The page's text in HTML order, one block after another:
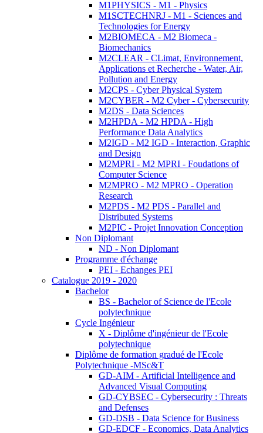
M1PHYSICS - M1 - Physics
M1SCTECHNRJ - M1 - Sciences and
Technologies for Energy
M2BIOMECA - M2 Biomeca -
Biomechanics
M2CLEAR - CLimat, Environnement,
Applications et Recherche - Water, Air,
Pollution and Energy
M2CPS - Cyber Physical System
M2CYBER - M2 Cyber - Cybersecurity
M2DS - Data Sciences
M2HPDA - M2 HPDA - High
Performance Data Analytics
M2IGD - M2 IGD - Interaction, Graphic
and Design
M2MPRI - M2 MPRI - Foudations of
Computer Science
M2MPRO - M2 MPRO - Operation
Research
M2PDS - M2 PDS - Parallel and
Distributed Systems
M2PIC - Projet Innovation Conception
Non Diplomant
ND - Non Diplomant
Programme d'échange
PEI - Echanges PEI
Catalogue 2019 - 2020
Bachelor
BS - Bachelor of Science de l'Ecole
polytechnique
Cycle Ingénieur
X - Diplôme d'ingénieur de l'Ecole
polytechnique
Diplôme de formation gradué de l'Ecole
Polytechnique -MSc&T
GD-AIM - Artificial Intelligence and
Advanced Visual Computing
GD-CYBSEC - Cybersecurity : Threats
and Defenses
GD-DSB - Data Science for Business
GD-EDCF - Economics, Data Analytics